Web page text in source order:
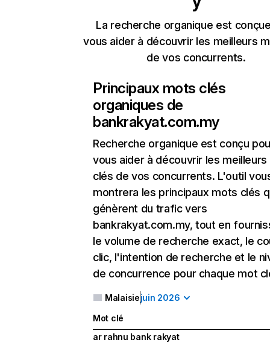
La recherche organique est
vous aider à découvrir les meilleurs
de vos concurrents.
Principaux mots clés
organiques de
bankrakyat.com.my
Recherche organique est conçu
vous aider à découvrir les
clés de vos concurrents. L'outil
montrera les principaux mots clés
génèrent du trafic vers
bankrakyat.com.my, tout en
le volume de recherche exact, le
clic, l'intention de recherche et le
de concurrence pour chaque mot
Malaisiejuin 2026
Mot clé
ar rahnu bank rakyat